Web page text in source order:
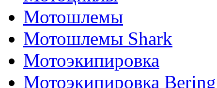
Мотошлемы
Мотошлемы Shark
Мотоэкипировка
Мотоэкипировка Bering